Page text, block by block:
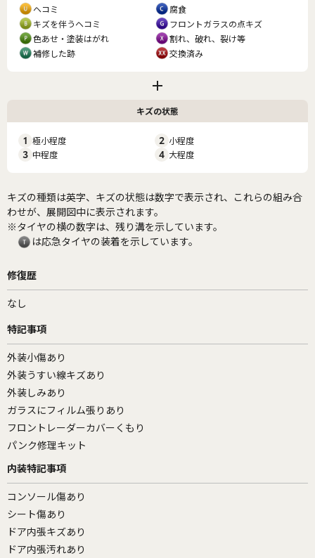
ヘコミ
腐食
キズを伴うヘコミ
フロントガラスの点キズ
色あせ・塗装はがれ
割れ、破れ、裂け等
補修した跡
交換済み
キズの状態
1 極小程度 2 小程度
3 中程度 4 大程度
キズの種類は英字、キズの状態は数字で表示され、これらの組み合
わせが、展開図中に表示されます。
※タイヤの横の数字は、残り溝を示しています。
は応急タイヤの装着を示しています。
修復歴
なし
特記事項
外装小傷あり
外装うすい線キズあり
外装しみあり
ガラスにフィルム張りあり
フロントレーダーカバーくもり
パンク修理キット
内装特記事項
コンソール傷あり
シート傷あり
ドア内張キズあり
ドア内張汚れあり